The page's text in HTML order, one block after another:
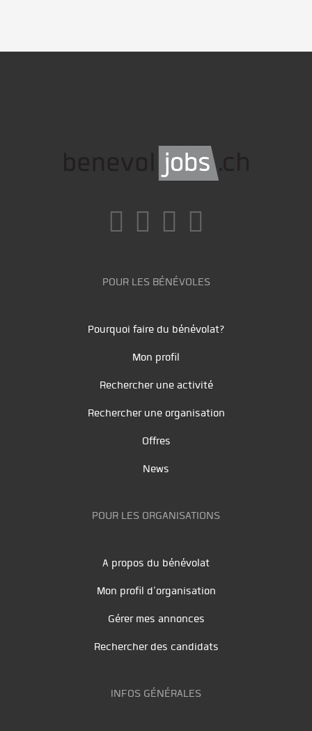
POUR LES BÉNÉVOLES
Pourquoi faire du bénévolat?
Mon profil
Rechercher une activité
Rechercher une organisation
Offres
News
POUR LES ORGANISATIONS
A propos du bénévolat
Mon profil d'organisation
Gérer mes annonces
Rechercher des candidats
INFOS GÉNÉRALES